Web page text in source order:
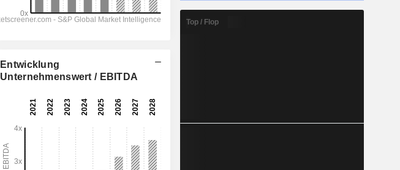
Entwicklung
Unternehmenswert / EBITDA
Top / Flop